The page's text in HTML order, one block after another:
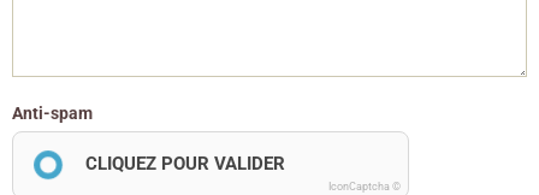
Anti-spam
CLIQUEZ POUR VALIDER
IconCaptcha ©